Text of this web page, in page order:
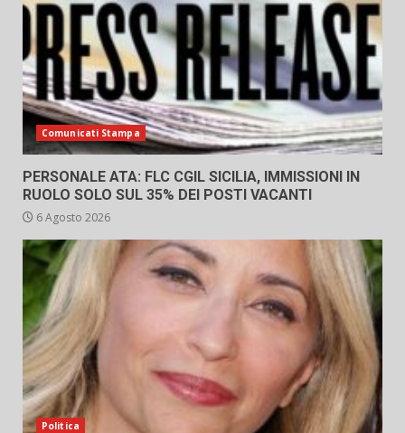
Comunicati Stampa
PERSONALE ATA: FLC CGIL SICILIA, IMMISSIONI IN
RUOLO SOLO SUL 35% DEI POSTI VACANTI
6 Agosto 2026
Politica